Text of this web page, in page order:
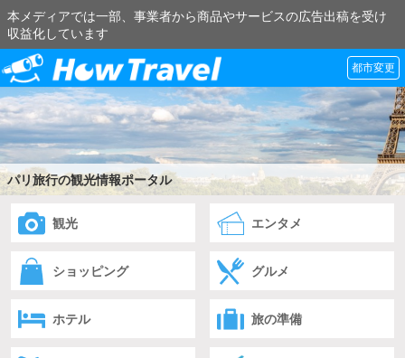
本メディアでは一部、事業者から商品やサービスの広告出稿を受け
収益化しています
都市変更
パリ旅行の観光情報ポータル
観光 エンタメ
ショッピング グルメ
ホテル 旅の準備